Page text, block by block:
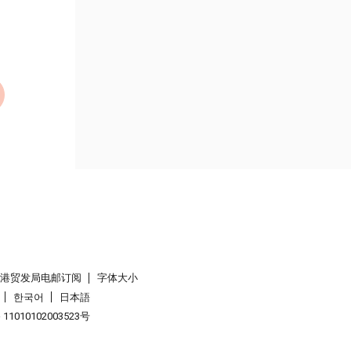
贸发局电邮订阅
字体大小
한국어
日本語
号